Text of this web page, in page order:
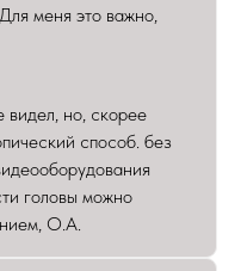
меня это важно,
но, скорее
способ. без
головы можно
О.А.